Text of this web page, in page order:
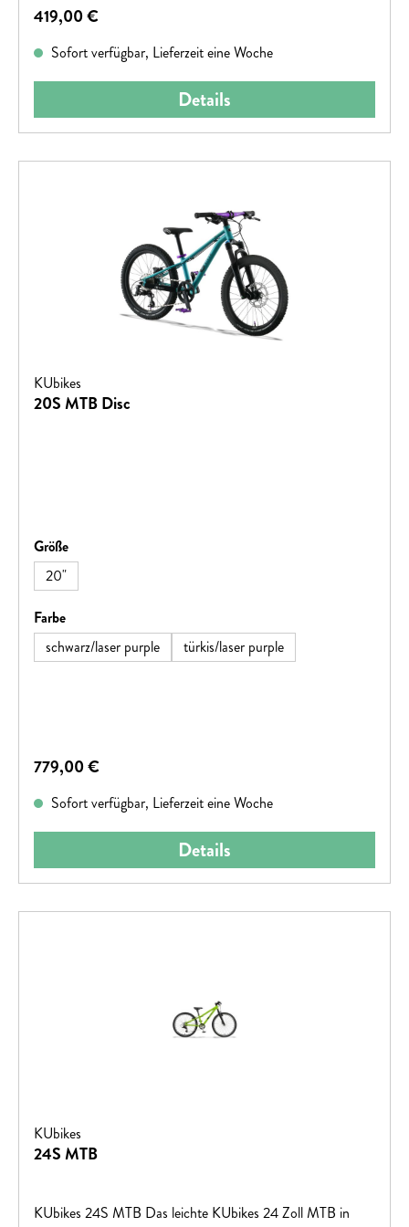
Regulärer Preis:
419,00 €
Sofort verfügbar, Lieferzeit eine Woche
Details
KUbikes
20S MTB Disc
Größeauswählen
20"
Farbeauswählen
schwarz/laser purple
türkis/laser purple
Regulärer Preis:
779,00 €
Sofort verfügbar, Lieferzeit eine Woche
Details
KUbikes
24S MTB
KUbikes 24S MTB Das leichte KUbikes 24 Zoll MTB in